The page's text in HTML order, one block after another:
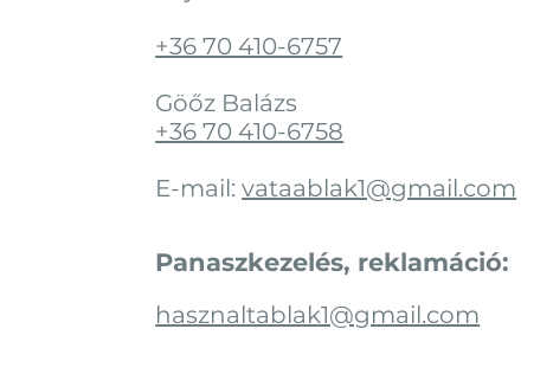
+36 70 410-6757
Göőz Balázs
+36 70 410-6758
E-mail:vataablak1@gmail.com
Panaszkezelés, reklamáció:
hasznaltablak1@gmail.com